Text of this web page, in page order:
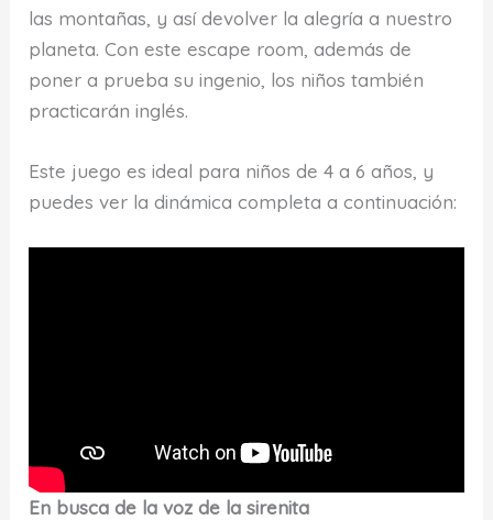
las montañas, y así devolver la alegría a nuestro
planeta. Con este escape room, además de
poner a prueba su ingenio, los niños también
practicarán inglés.
Este juego es ideal para niños de 4 a 6 años, y
puedes ver la dinámica completa a continuación:
En busca de la voz de la sirenita